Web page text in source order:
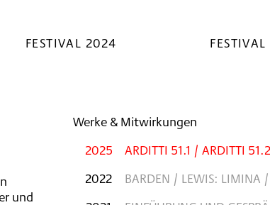
FESTIVAL 2024
und
Werke & Mitwirkungen
2025
ARDITTI 51.1 / ARDITTI
2022
BARDEN / LEWIS: LIMINA /